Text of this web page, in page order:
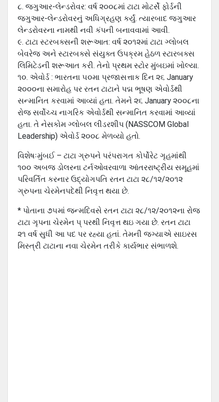
૮. જગુઆર-લેન્ડરોવર: વર્ષ ૨૦૦૮માં ટાટા મોટર્સે ફોર્ડની
જગુઆર-લેન્ડરોવરનું અધિગ્રહણ કર્યું. ત્યારબાદ જગુઆર
લેન્ડરોવરના નામથી નવી કંપની બનાવવામાં આવી.
૯. ટાટા સ્ટરબક્સની શરૂઆત: વર્ષ ૨૦૧૨માં ટાટા ગ્લોબલ
બેવરેજ અને સ્ટારબક્સે સંયુક્ત ઉપક્રમ હેઠળ સ્ટારબક્સ
લિમિટેડની શરૂઆત કરી. તેનો પ્રથમ સ્ટોર મુંબઇમાં ખોલ્યા.
૧૦. એવોર્ડ : ભારતના ૫૦મા પ્રજાસત્તાક દિન ૨૬ January
૨૦૦૦ના સમારોહ પર રતન ટાટાને પદ્મ ભૂષણ એવોર્ડથી
સન્માનિત કરવામાં આવ્યાં હતા. તેમને ૨૬ January ૨૦૦૮ના
રોજ સર્વોચ્ચ નાગરિક એવોર્ડથી સન્માનિત કરવામાં આવ્યાં
હતા. તે નેસકોમ ગ્લોબલ લીડરશીપ (NASSCOM Global
Leadership) એવોર્ડ ૨૦૦૮ મેળવ્યો હતો.
વિશેષઃમુંબઈ – ટાટા ગ્રુપને પરંપરાગત કોર્પોરેટ ગૃહમાંથી
૧૦૦ અબજ ડોલરના ટર્નઓવરવાળા આંતરરાષ્ટ્રીય સમૂહમાં
પરિવર્તિત કરનાર ઉદ્યોગપતિ રતન ટાટા ૨૮/૧૨/૨૦૧૨
ગ્રુપના ચેરમેનપદેથી નિવૃત્ત થયા છે.
* પોતાના ૭૫માં જન્મદિવસે રતન ટાટા ૨૮/૧૨/૨૦૧૨ના રોજ
ટાટા ગૃપના ચેરમેન પ્ પરથી નિવૃત્ત થઇ ગયા છે. રતન ટાટા
૨૧ વર્ષ સુધી આ પદ પર રહ્યા હતાં. તેમની જગ્યાએ સાઇરસ
મિસ્ત્રી ટાટાના નવા ચેરમેન તરીકે કાર્યભાર સંભાળશે.